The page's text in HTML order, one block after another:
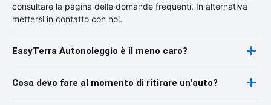
consultare la pagina delle domande frequenti. In alternativa
mettersi in contatto con noi.
EasyTerra Autonoleggio è il meno caro?
Cosa devo fare al momento di ritirare un'auto?